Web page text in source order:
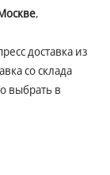
,
доставка из
со склада
выбрать в